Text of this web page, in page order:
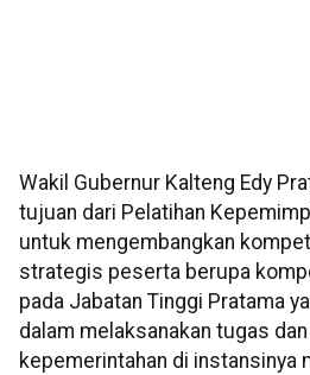
Wakil Gubernur Kalteng Edy
tujuan dari Pelatihan
untuk mengembangkan
strategis peserta berupa
pada Jabatan Tinggi Pratama
dalam melaksanakan tugas
kepemerintahan di instansinya